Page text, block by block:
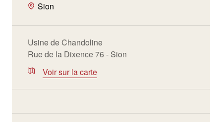
Sion
Usine de Chandoline
Rue de la Dixence 76 - Sion
Voir sur la carte